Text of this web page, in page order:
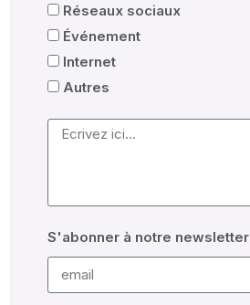
Réseaux sociaux
Événement
Internet
Autres
S'abonner à notre newsletter